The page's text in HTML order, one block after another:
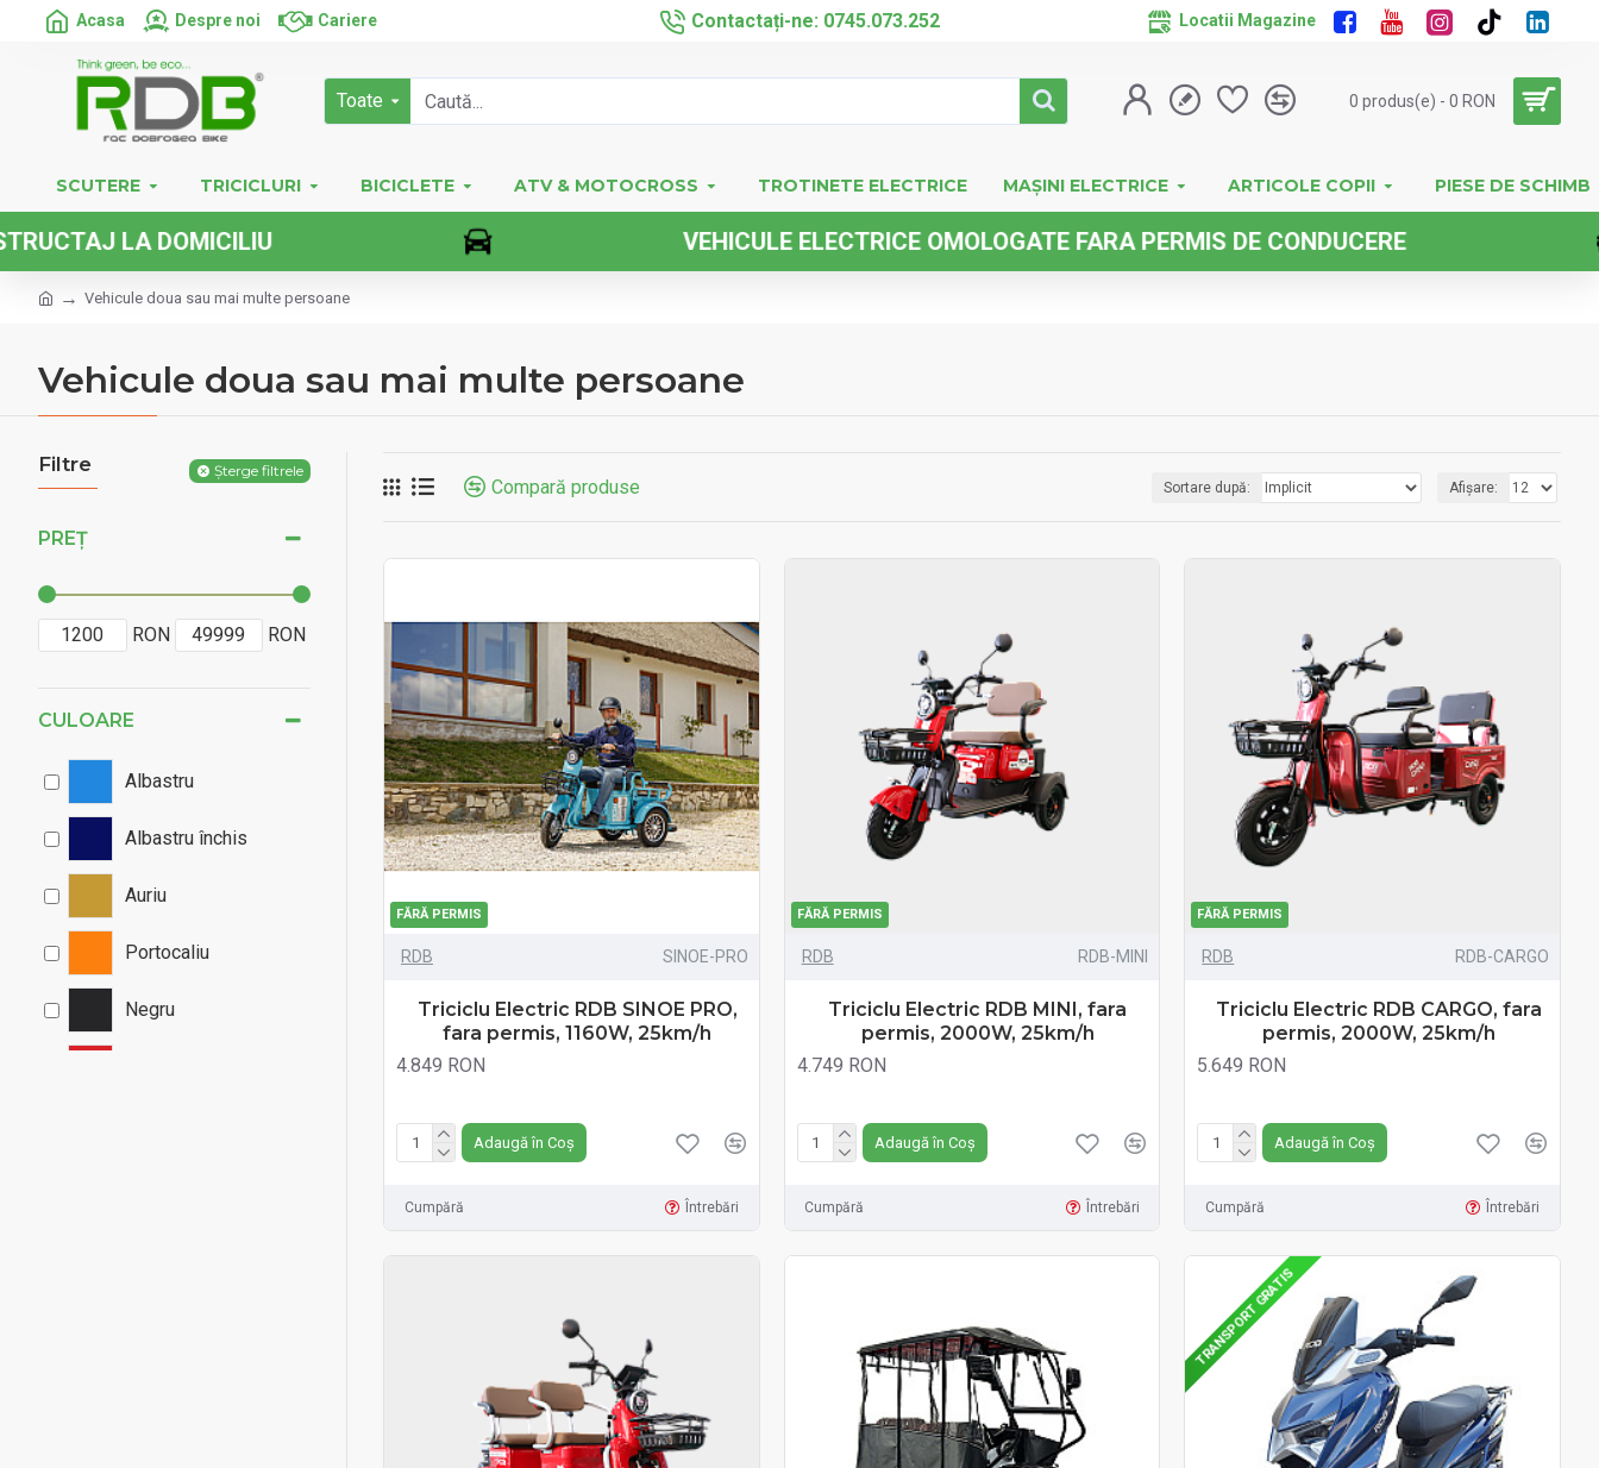
Acasa Despre noi Cariere Contactați-ne: 0745.073.252 Locatii Magazine
Toate 0 produs(e) - 0 RON
SCUTERE TRICICLURI BICICLETE ATV & MOTOCROSS TROTINETE ELECTRICE MAȘINI ELECTRICE ARTICOLE COPII PIESE DE SCHIMB
VEHICULE ELECTRICE OMOLOGATE FARA PERMIS DE CONDUCERE
Vehicule doua sau mai multe persoane
Vehicule doua sau mai multe persoane
Filtre Șterge filtrele
PREȚ
RON RON
CULOARE
Albastru
Albastru închis
Auriu
Portocaliu
Negru
Compară produse Sortare după: Afișare:
FĂRĂ PERMIS
RDB SINOE-PRO
Triciclu Electric RDB SINOE PRO,
fara permis, 1160W, 25km/h
4.849 RON
Adaugă în Coș
Cumpără Întrebări
FĂRĂ PERMIS
RDB RDB-MINI
Triciclu Electric RDB MINI, fara
permis, 2000W, 25km/h
4.749 RON
Adaugă în Coș
Cumpără Întrebări
FĂRĂ PERMIS
RDB RDB-CARGO
Triciclu Electric RDB CARGO, fara
permis, 2000W, 25km/h
5.649 RON
Adaugă în Coș
Cumpără Întrebări
TRANSPORT GRATIS